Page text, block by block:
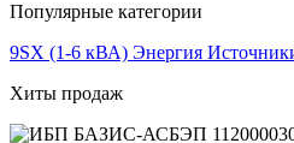
Популярные категории
9SX (1-6 кВА) Энергия
Хиты продаж